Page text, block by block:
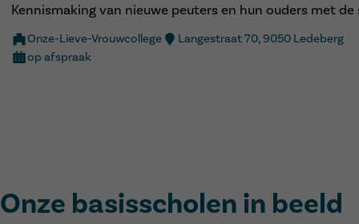
Kennismaking van nieuwe peuters en hun ouders met de
Onze-Lieve-Vrouwcollege
Langestraat 70, 9050 Ledeberg
op afspraak
Onze basisscholen in beeld